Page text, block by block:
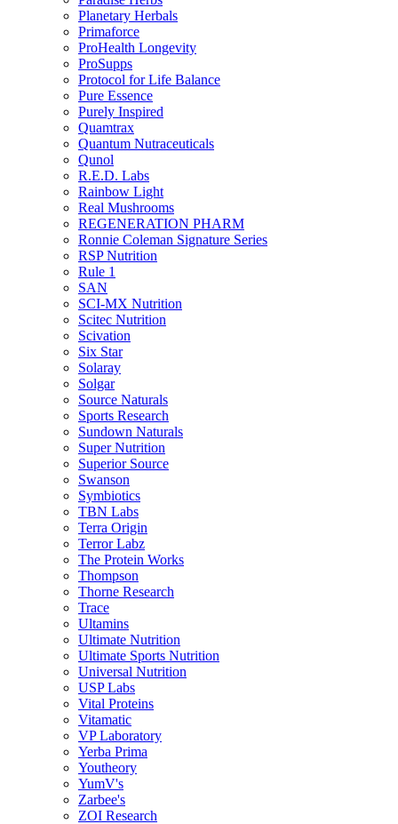
Planetary Herbals
Primaforce
ProHealth Longevity
ProSupps
Protocol for Life Balance
Pure Essence
Purely Inspired
Quamtrax
Quantum Nutraceuticals
Qunol
R.E.D. Labs
Rainbow Light
Real Mushrooms
REGENERATION PHARM
Ronnie Coleman Signature Series
RSP Nutrition
Rule 1
SAN
SCI-MX Nutrition
Scitec Nutrition
Scivation
Six Star
Solaray
Solgar
Source Naturals
Sports Research
Sundown Naturals
Super Nutrition
Superior Source
Swanson
Symbiotics
TBN Labs
Terra Origin
Terror Labz
The Protein Works
Thompson
Thorne Research
Trace
Ultamins
Ultimate Nutrition
Ultimate Sports Nutrition
Universal Nutrition
USP Labs
Vital Proteins
Vitamatic
VP Laboratory
Yerba Prima
Youtheory
YumV's
Zarbee's
ZOI Research